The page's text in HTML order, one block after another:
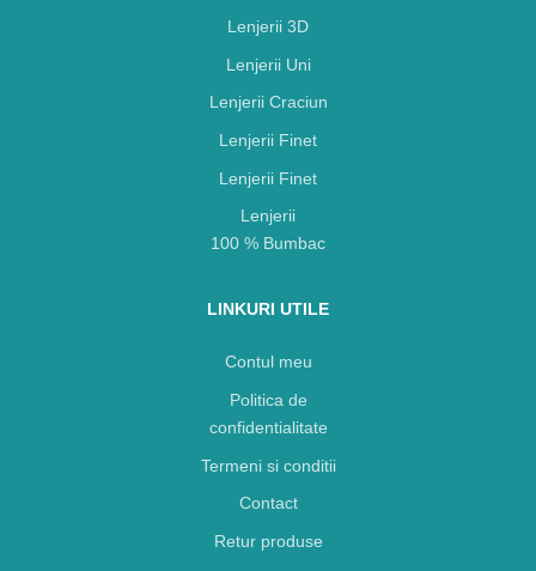
Lenjerii 3D
Lenjerii Uni
Lenjerii Craciun
Lenjerii Finet
Lenjerii Finet
Lenjerii
100 % Bumbac
LINKURI UTILE
Contul meu
Politica de
confidentialitate
Termeni si conditii
Contact
Retur produse